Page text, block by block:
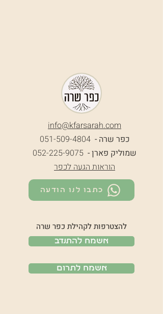
info@kfarsarah.com
כפר שרה -051-509-4804
שמוליק פארן - 052-225-9075
הוראות הגעה לכפר
כתבו לנו הודעה
להצטרפות לקהילת כפר שרה
אשמח להתנדב
אשמח לתרום